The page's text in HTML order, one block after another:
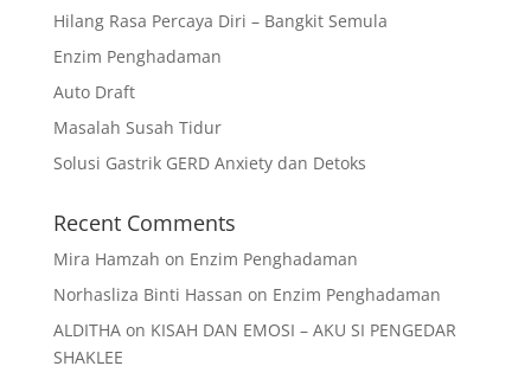
Hilang Rasa Percaya Diri – Bangkit Semula
Enzim Penghadaman
Auto Draft
Masalah Susah Tidur
Solusi Gastrik GERD Anxiety dan Detoks
Recent Comments
Mira Hamzah on Enzim Penghadaman
Norhasliza Binti Hassan on Enzim Penghadaman
ALDITHAon KISAH DAN EMOSI – AKU SI PENGEDAR
SHAKLEE